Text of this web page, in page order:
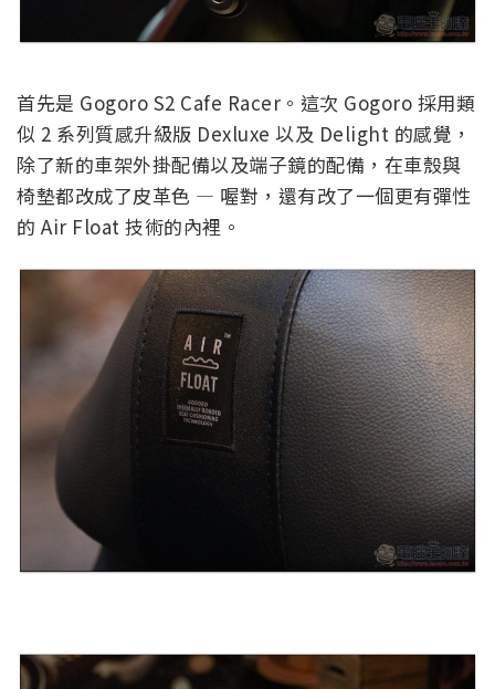
首先是 Gogoro S2 Cafe Racer。這次 Gogoro 採用類
似 2 系列質感升級版 Dexluxe 以及 Delight 的感覺，
除了新的車架外掛配備以及端子鏡的配備，在車殼與
椅墊都改成了皮革色 — 喔對，還有改了一個更有彈性
的 Air Float 技術的內裡。